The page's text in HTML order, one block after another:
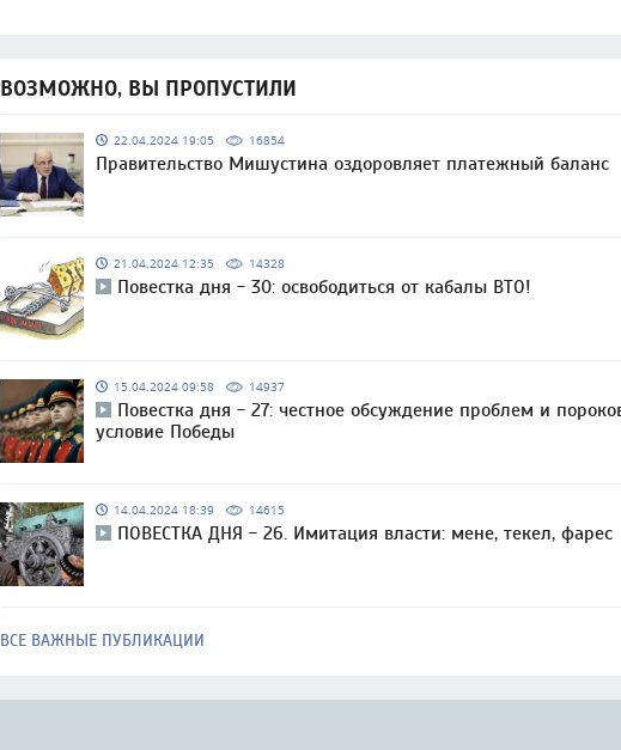
ВОЗМОЖНО, ВЫ ПРОПУСТИЛИ
22.04.2024 19:05 16854
Правительство Мишустина оздоровляет платежный баланс
21.04.2024 12:35 14328
Повестка дня - 30: освободиться от кабалы ВТО!
15.04.2024 09:58 14937
Повестка дня - 27: честное обсуждение проблем и
условие Победы
14.04.2024 18:39 14615
ПОВЕСТКА ДНЯ - 26. Имитация власти: мене, текел, фарес
ВСЕ ВАЖНЫЕ ПУБЛИКАЦИИ